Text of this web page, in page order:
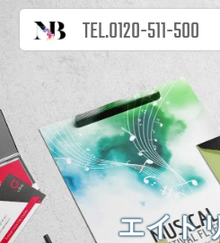
TEL.0120-511-500
エイト